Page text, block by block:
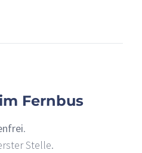
Fernbus
.
Stelle.